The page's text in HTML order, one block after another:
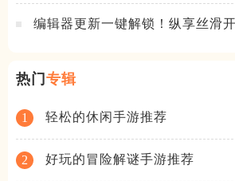
编辑器更新一键解锁！纵享丝滑开
热门专辑
1 轻松的休闲手游推荐
2 好玩的冒险解谜手游推荐